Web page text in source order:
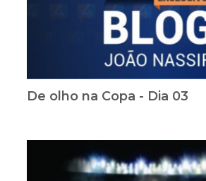
De olho na Copa - Dia 03